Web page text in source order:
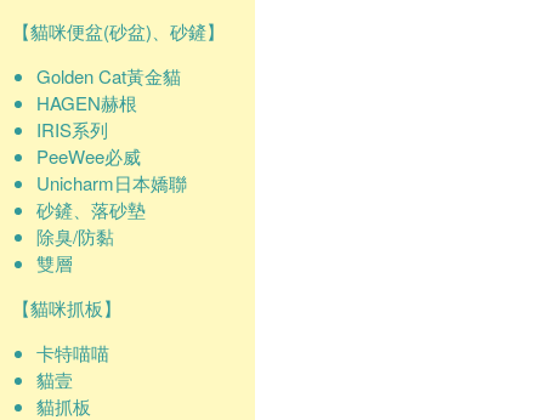
【貓咪便盆(砂盆)、砂鏟】
Golden Cat黃金貓
HAGEN赫根
IRIS系列
PeeWee必威
Unicharm日本嬌聯
砂鏟、落砂墊
除臭/防黏
雙層
【貓咪抓板】
卡特喵喵
貓壹
貓抓板